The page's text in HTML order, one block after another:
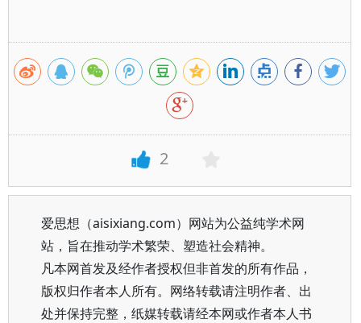
2
爱思想（aisixiang.com）网站为公益纯学术网
站，旨在推动学术繁荣、塑造社会精神。
凡本网首发及经作者授权但非首发的所有作品，
版权归作者本人所有。网络转载请注明作者、出
处并保持完整，纸媒转载请经本网或作者本人书